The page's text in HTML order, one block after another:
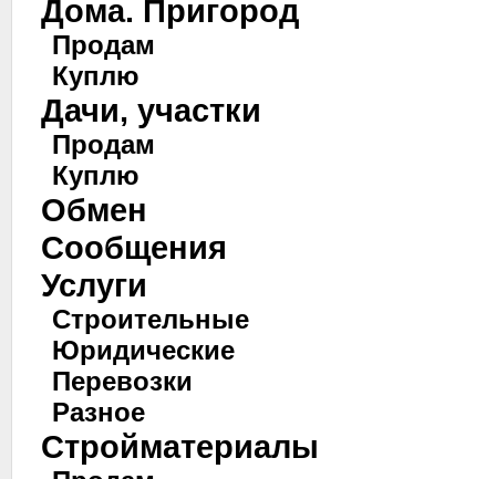
Дома. Пригород
Продам
Куплю
Дачи, участки
Продам
Куплю
Обмен
Сообщения
Услуги
Строительные
Юридические
Перевозки
Разное
Стройматериалы